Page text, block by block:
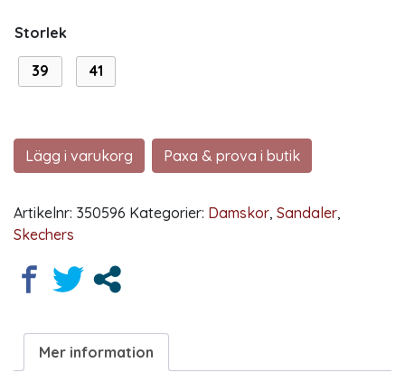
Storlek
39 41
Lägg i varukorg Paxa & prova i butik
Artikelnr: 350596 Kategorier: Damskor, Sandaler,
Skechers
Mer information